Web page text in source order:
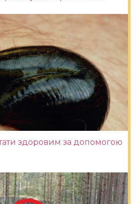
здоровим за допомогою